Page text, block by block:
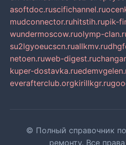
asoftdoc.ruscifichannel.ru
mudconnector.ruhitstih.rupik-
wundermoscow.ruolymp-
su2lgyoeucscn.ruallkmv.ru
netoen.ruweb-digest.ru
kuper-dostavka.ru
everafterclub.orgkirillkgr.ru
© Полный справочник
ремонту. Все